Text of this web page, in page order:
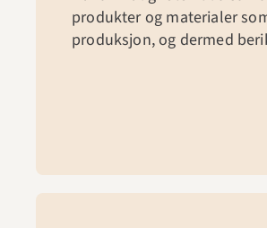
produkter og materialer
produksjon, og dermed